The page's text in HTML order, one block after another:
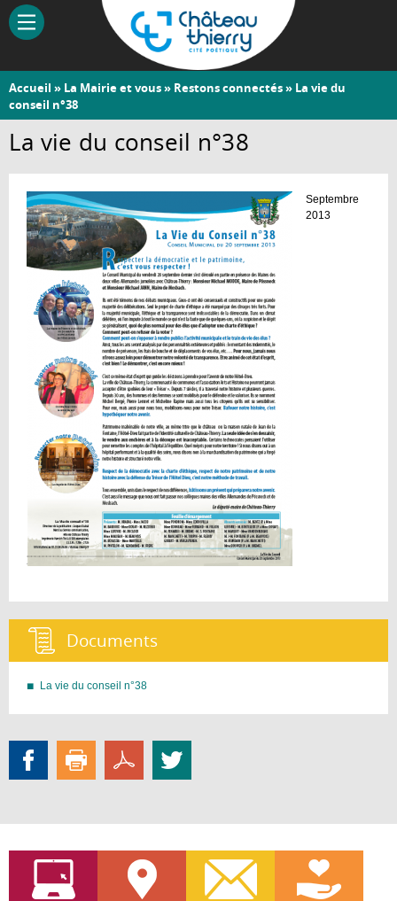
Aller
contenu
Château-
Thierry
Vous
êtes
ici
Accueil » La Mairie et vous» Restons connectés» La vie du
conseil n°38
La vie du conseil n°38
Septembre
2013
Documents :
La vie du conseil n°38